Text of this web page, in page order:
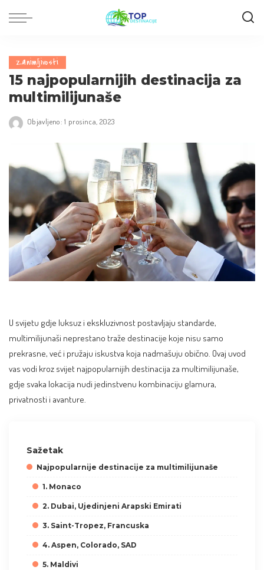
Zanimljivosti
15 najpopularnijih destinacija za
multimilijunaše
Objavljeno: 1 prosinca, 2023
U svijetu gdje luksuz i ekskluzivnost postavljaju standarde,
multimilijunaši neprestano traže destinacije koje nisu samo
prekrasne, već i pružaju iskustva koja nadmašuju obično. Ovaj uvod
vas vodi kroz svijet najpopularnijih destinacija za multimilijunaše,
gdje svaka lokacija nudi jedinstvenu kombinaciju glamura,
privatnosti i avanture.
Sažetak
Najpopularnije destinacije za multimilijunaše
1. Monaco
2. Dubai, Ujedinjeni Arapski Emirati
3. Saint-Tropez, Francuska
4. Aspen, Colorado, SAD
5. Maldivi